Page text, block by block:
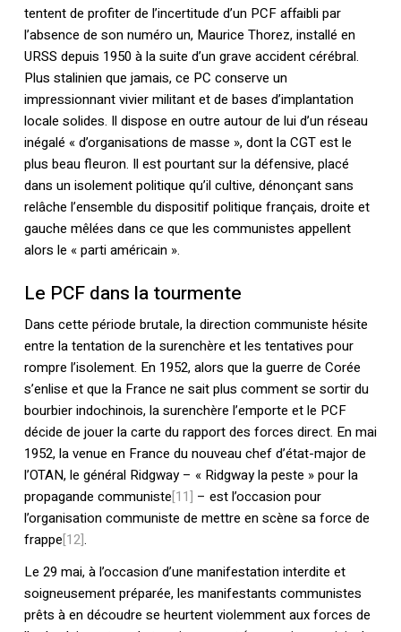
tentent de profiter de l’incertitude d’un PCF affaibli par
l’absence de son numéro un, Maurice Thorez, installé en
URSS depuis 1950 à la suite d’un grave accident cérébral.
Plus stalinien que jamais, ce PC conserve un
impressionnant vivier militant et de bases d’implantation
locale solides. Il dispose en outre autour de lui d’un réseau
inégalé « d’organisations de masse », dont la CGT est le
plus beau fleuron. Il est pourtant sur la défensive, placé
dans un isolement politique qu’il cultive, dénonçant sans
relâche l’ensemble du dispositif politique français, droite et
gauche mêlées dans ce que les communistes appellent
alors le « parti américain ».
Le PCF dans la tourmente
Dans cette période brutale, la direction communiste hésite
entre la tentation de la surenchère et les tentatives pour
rompre l’isolement. En 1952, alors que la guerre de Corée
s’enlise et que la France ne sait plus comment se sortir du
bourbier indochinois, la surenchère l’emporte et le PCF
décide de jouer la carte du rapport des forces direct. En mai
1952, la venue en France du nouveau chef d’état-major de
l’OTAN, le général Ridgway – « Ridgway la peste » pour la
propagande communiste[11] – est l’occasion pour
l’organisation communiste de mettre en scène sa force de
frappe[12].
Le 29 mai, à l’occasion d’une manifestation interdite et
soigneusement préparée, les manifestants communistes
prêts à en découdre se heurtent violemment aux forces de